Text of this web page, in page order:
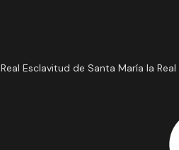
Real Esclavitud de Santa María la